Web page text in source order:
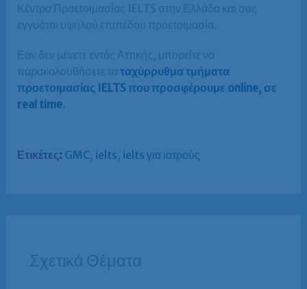
Κέντρα Προετοιμασίας IELTS στην Ελλάδα και σας
εγγυάται υψηλού επιπέδου προετοιμασία.
Εάν δεν μένετε εντός Αττικής, μπορείτε να
παρακολουθήσετε τα ταχύρρυθμα τμήματα
προετοιμασίας IELTS που προσφέρουμε online, σε
real time.
Ετικέτες: GMC, ielts, ielts για ιατρούς
Σχετικά Θέματα